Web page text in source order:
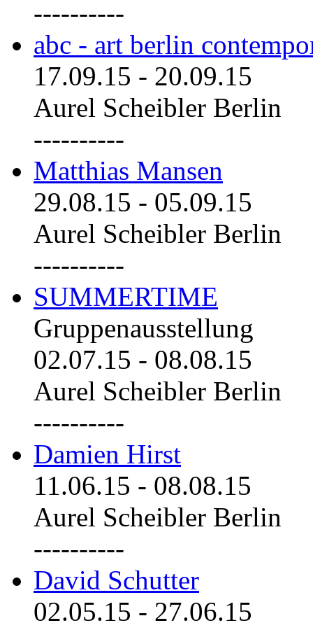
----------
abc - art berlin
17.09.15 - 20.09.15
Aurel Scheibler Berlin
----------
Matthias Mansen
29.08.15 - 05.09.15
Aurel Scheibler Berlin
----------
SUMMERTIME
Gruppenausstellung
02.07.15 - 08.08.15
Aurel Scheibler Berlin
----------
Damien Hirst
11.06.15 - 08.08.15
Aurel Scheibler Berlin
----------
David Schutter
02.05.15 - 27.06.15